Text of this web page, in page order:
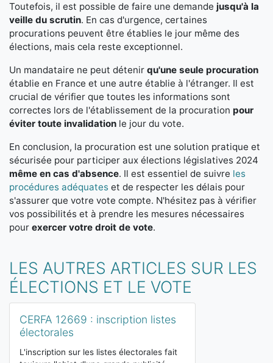
Toutefois, il est possible de faire une demande jusqu'à la
veille du scrutin. En cas d'urgence, certaines
procurations peuvent être établies le jour même des
élections, mais cela reste exceptionnel.
Un mandataire ne peut détenir qu'une seule procuration
établie en France et une autre établie à l'étranger. Il est
crucial de vérifier que toutes les informations sont
correctes lors de l'établissement de la procuration pour
éviter toute invalidation le jour du vote.
En conclusion, la procuration est une solution pratique et
sécurisée pour participer aux élections législatives 2024
même en cas d'absence. Il est essentiel de suivre les
procédures adéquates et de respecter les délais pour
s'assurer que votre vote compte. N'hésitez pas à vérifier
vos possibilités et à prendre les mesures nécessaires
pour exercer votre droit de vote.
LES AUTRES ARTICLES SUR LES
ÉLECTIONS ET LE VOTE
CERFA 12669 : inscription listes
électorales
L'inscription sur les listes électorales fait